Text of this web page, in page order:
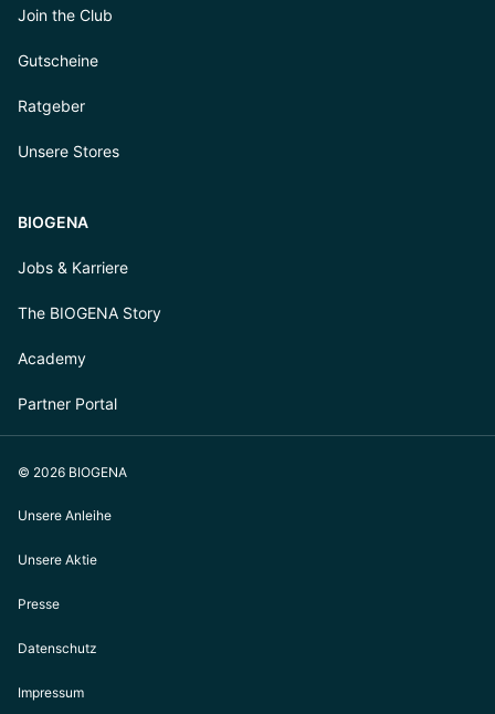
Join the Club
Gutscheine
Ratgeber
Unsere Stores
BIOGENA
Jobs & Karriere
The BIOGENA Story
Academy
Partner Portal
© 2026 BIOGENA
Unsere Anleihe
Unsere Aktie
Presse
Datenschutz
Impressum